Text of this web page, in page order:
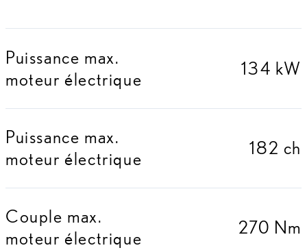
Puissance max.
moteur électrique
134 kW
Puissance max.
moteur électrique
182 ch
Couple max.
moteur électrique
270 Nm